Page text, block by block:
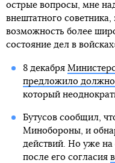
острые вопросы, мне
внештатного
возможность более
состояние дел в
8 декабря
предложило
который
Бутусов сообщил,
Минобороны, и
действий. Но уже на
после его согласия